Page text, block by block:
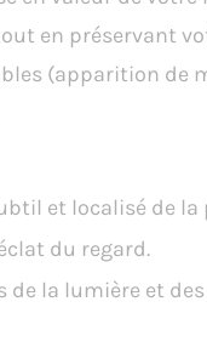
en préservant
(apparition de
et localisé de la
du regard.
de la lumière et